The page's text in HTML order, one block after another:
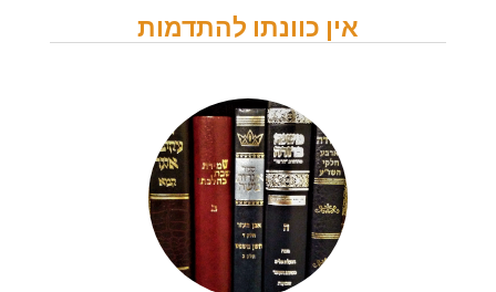
אין כוונתו להתדמות